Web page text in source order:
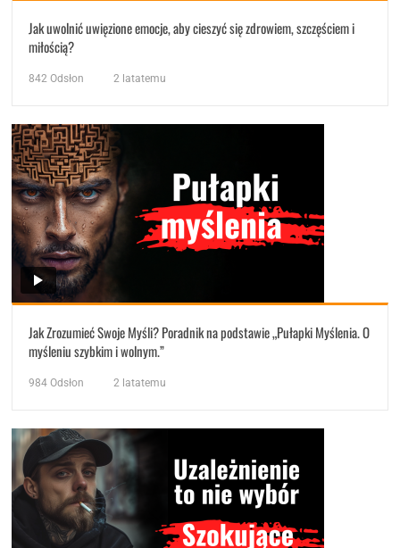
Jak uwolnić uwięzione emocje, aby cieszyć się zdrowiem, szczęściem i
miłością?
842 Odsłon 2 latatemu
Jak Zrozumieć Swoje Myśli? Poradnik na podstawie „Pułapki Myślenia. O
myśleniu szybkim i wolnym.”
984 Odsłon 2 latatemu